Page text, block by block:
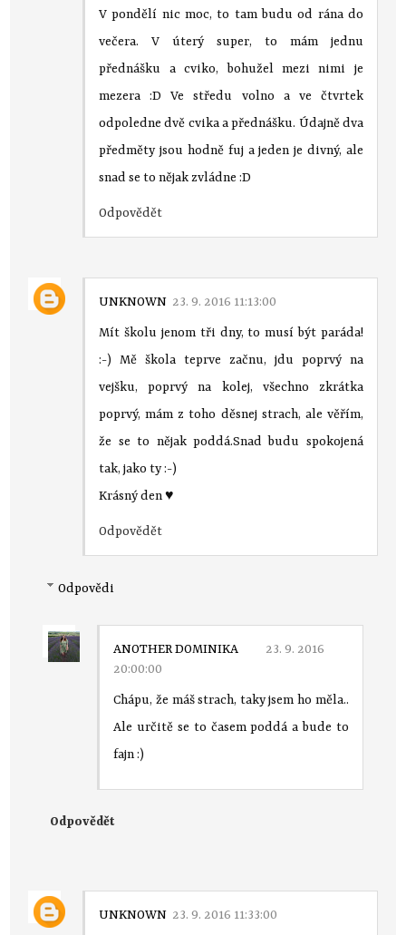
V pondělí nic moc, to tam budu od rána do
večera. V úterý super, to mám jednu
přednášku a cviko, bohužel mezi nimi je
mezera :D Ve středu volno a ve čtvrtek
odpoledne dvě cvika a přednášku. Údajně dva
předměty jsou hodně fuj a jeden je divný, ale
snad se to nějak zvládne :D
Odpovědět
UNKNOWN 23. 9. 2016 11:13:00
Mít školu jenom tři dny, to musí být paráda!
:-) Mě škola teprve začnu, jdu poprvý na
vejšku, poprvý na kolej, všechno zkrátka
poprvý, mám z toho děsnej strach, ale věřím,
že se to nějak poddá.Snad budu spokojená
tak, jako ty :-)
Krásný den ♥
Odpovědět
Odpovědi
ANOTHER DOMINIKA
23. 9. 2016
20:00:00
Chápu, že máš strach, taky jsem ho měla..
Ale určitě se to časem poddá a bude to
fajn :)
Odpovědět
UNKNOWN 23. 9. 2016 11:33:00